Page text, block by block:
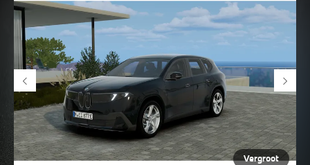
Vergroot